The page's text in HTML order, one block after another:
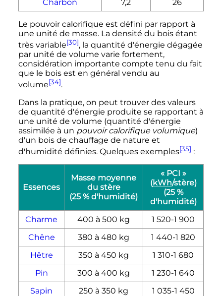
Charbon
7,2 26
Le pouvoir calorifique est défini par rapport à
une unité de masse. La densité du bois étant
très variable[30], la quantité d'énergie dégagée
par unité de volume varie fortement,
considération importante compte tenu du fait
que le bois est en général vendu au
volume[34].
Dans la pratique, on peut trouver des valeurs
de quantité d'énergie produite se rapportant à
une unité de volume (quantité d'énergie
assimilée à un pouvoir calorifique volumique)
d'un bois de chauffage de nature et
d'humidité définies. Quelques exemples[35] :
Essences
Masse moyenne
du stère
(25 % d'humidité)
« PCI »
(kWh/stère)
(25 %
d'humidité)
Charme
400 à 500 kg 1 520-1 900
Chêne
380 à 480 kg 1 440-1 820
Hêtre
350 à 450 kg 1 310-1 680
Pin
300 à 400 kg 1 230-1 640
Sapin
250 à 350 kg 1 035-1 450